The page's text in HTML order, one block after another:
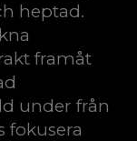
heptad.
framåt
under från
fokusera